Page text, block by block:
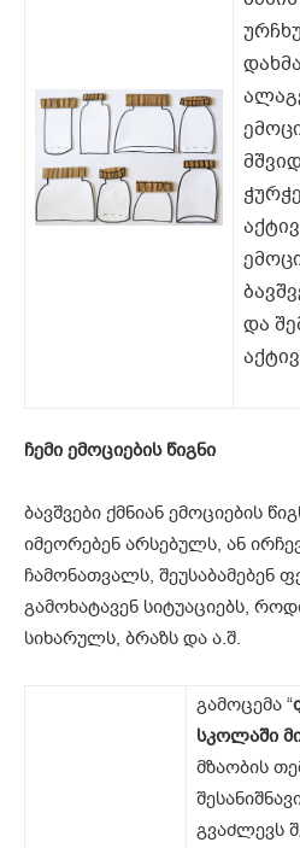
და
ჩემი ემოციების წიგნი
ბავშვები ქმნიან ემოციების
იმეორებენ არსებულს, ან
ჩამონათვალს, შეუსაბამებენ
გამოხატავენ სიტუაციებს,
სიხარულს, ბრაზს და ა.შ.
გამოცემა “
სკოლაში
მზაობის
გვაძლევს